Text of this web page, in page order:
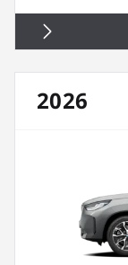
2026